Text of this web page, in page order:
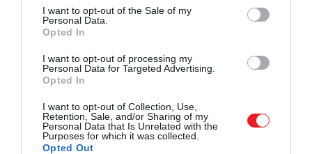
consent section.
I want to opt-out of the Sale of my
Personal Data.
Opted In
I want to opt-out of processing my
Personal Data for Targeted Advertising.
Opted In
I want to opt-out of Collection, Use,
Retention, Sale, and/or Sharing of my
Personal Data that Is Unrelated with the
Purposes for which it was collected.
Opted Out
használták fel, amely 2008-ban és 2009-ben
keringett a Hold körül, és spektroszkópiai
által visszavert infravörös fényt rögzítették, és a
spektrumban a víznek és a hidroxilnak megfelelő
színeket kerestek –
írja a Science Alert.
A kutatók felfedezték, hogy víz és hidroxil a Hold
minden szélességi fokán megtalálható, bár a